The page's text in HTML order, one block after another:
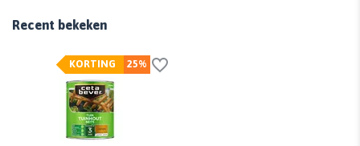
Recent bekeken
25%
KORTING